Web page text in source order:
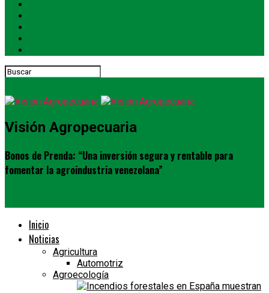
Visión Agropecuaria
Bonos de Prenda: “Una inversión segura y rentable para
fomentar la agroindustria venezolana”
Inicio
Noticias
Agricultura
Automotriz
Agroecología